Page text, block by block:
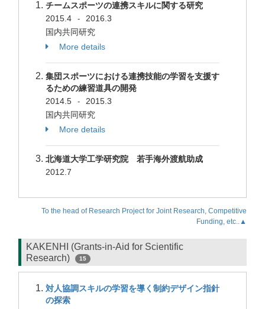
チームスポーツの連携スキルに関する研究
2015.4
-
2016.3
国内共同研究
More details
集団スポーツにおける連携技能の学習を支援す
るための練習道具の開発
2014.5
-
2015.3
国内共同研究
More details
北海道大学工学研究院 若手海外渡航助成
2012.7
To the head of Research Project for Joint Research, Competitive
Funding, etc..▲
KAKENHI (Grants-in-Aid for Scientific
Research)
15
対人協調スキルの学習を導く制約デザイン指針
の探索